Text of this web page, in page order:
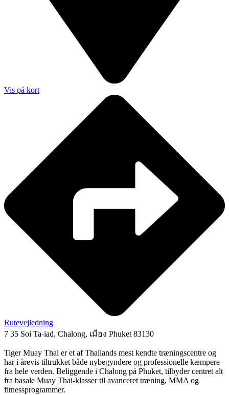
Vis på kort
Rutevejledning
7 35 Soi Ta-iad, Chalong, เมือง Phuket 83130
Tiger Muay Thai er et af Thailands mest kendte træningscentre og
har i årevis tiltrukket både nybegyndere og professionelle kæmpere
fra hele verden. Beliggende i Chalong på Phuket, tilbyder centret alt
fra basale Muay Thai-klasser til avanceret træning, MMA og
fitnessprogrammer.